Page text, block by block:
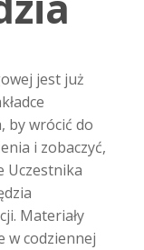
jest już
by wrócić do
i zobaczyć,
Uczestnika
Materiały
w codziennej